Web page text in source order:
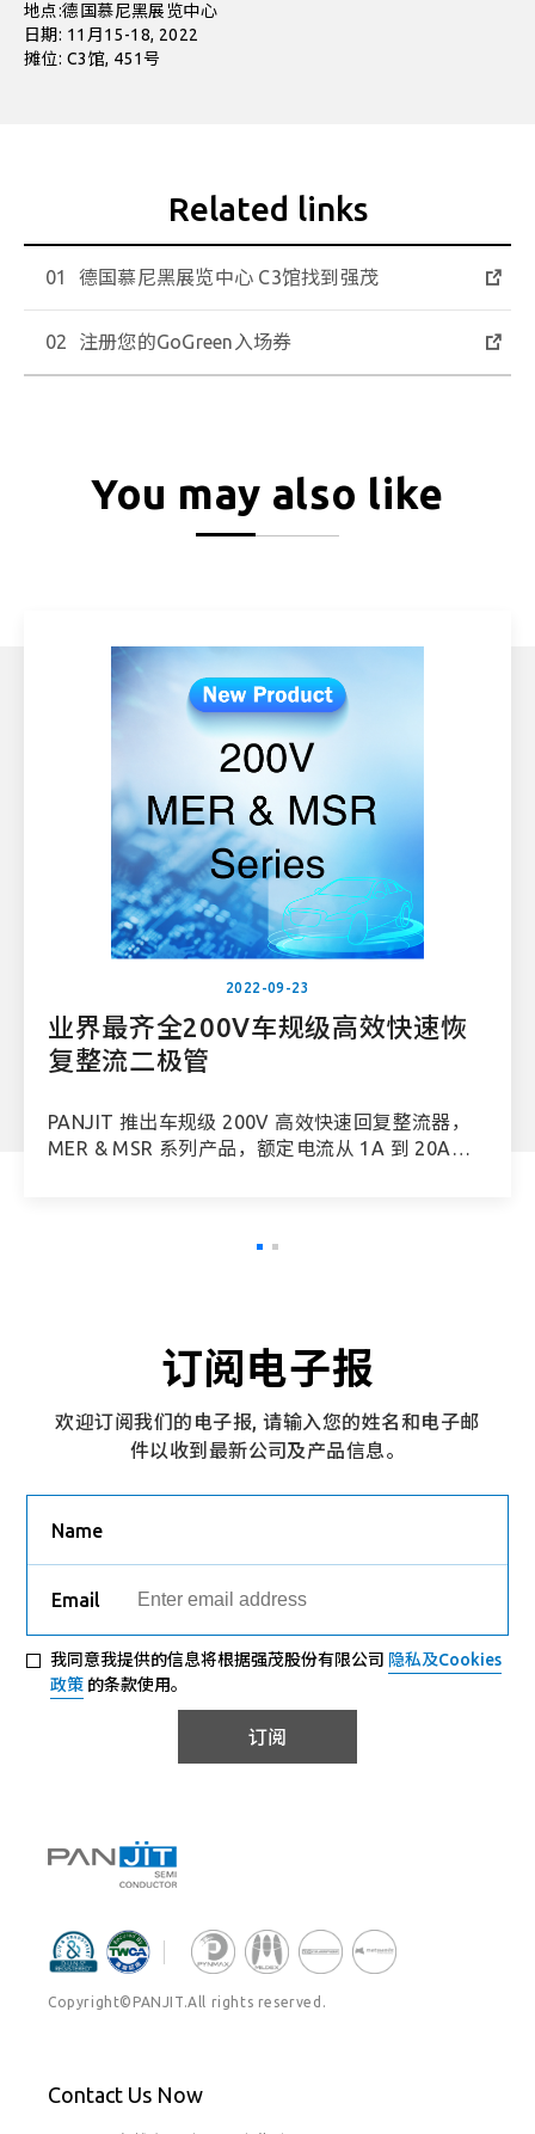
地点:德国慕尼黑展览中心
日期: 11月15-18, 2022
摊位: C3馆, 451号
德国慕尼黑展览中心 C3馆找到强茂
注册您的GoGreen入场券
You may also like
2022-09-23
业界最齐全200V车规级高效快速恢
复整流二极管
PANJIT 推出车规级 200V 高效快速回复整流器，
MER & MSR 系列产品，额定电流从 1A 到 20A，
ITO-220AC、TO-220AB 和 ITO-220AB，总共推
开关损耗性能和软回复降低 EMI，并且具有低顺向
压降提高系统设计效率，对于芯片结构我们采用平
面工艺来强化机械特性。MER & MSR 系列可应用
于一般整流、反极性、开关和续流设计电路，例
如：Auto-hold、ESP、water pump 更多应用范围
参考如下
订阅电子报
欢迎订阅我们的电子报, 请输入您的姓名和电子邮
件以收到最新公司及产品信息。
Name
Email
订阅
我同意我提供的信息将根据强茂股份有限公司 隐私及Cookies
政策 的条款使用。
Copyright©PANJIT.All rights reserved.
Contact Us Now